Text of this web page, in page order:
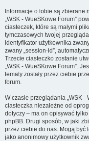
Informacje o tobie są zbierane
„WSK - WueSKowe Forum”
ciasteczek, które są małymi
tymczasowych twojej
identyfikator użytkownika
zwany „session-id”,
Trzecie ciasteczko zostanie
„WSK - WueSKowe Forum”.
tematy zostały przez ciebie
forum.
W czasie przeglądania „WSK -
ciasteczka niezależne od
dotyczy – ma on opisywać
phpBB. Drugi sposób, w jaki
przez ciebie do nas. Mogą być
jako anonimowy użytkownik